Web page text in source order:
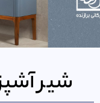
شیر